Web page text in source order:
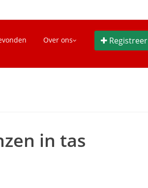
Over ons Registreer
in tas